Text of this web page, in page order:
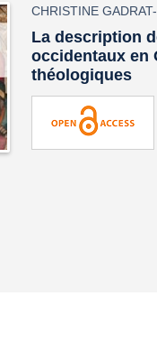
CHRISTINE
La description
occidentaux en
théologiques